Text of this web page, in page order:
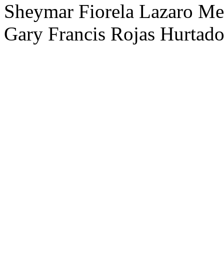
Sheymar Fiorela Lazaro
Gary Francis Rojas